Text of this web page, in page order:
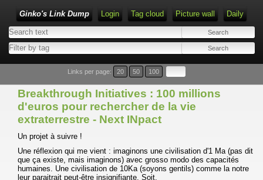
Ginko's Link Dump Login Tag cloud Picture wall Daily
Type 1 or more characters for results.
Links per page: 20 50 100
Breakthrough Initiatives : 100 millions
d'euros pour rechercher de la vie
extraterrestre - Next INpact
Un projet à suivre !
Une réflexion qui me vient : imaginons une civilisation d'1 Ma (pas dit
que ça existe, mais imaginons) avec grosso modo des capacités
humaines. Une civilisation de 10Ka (soyons gentils) comme la notre
leur paraitrait peut-être insignifiante. Soit.